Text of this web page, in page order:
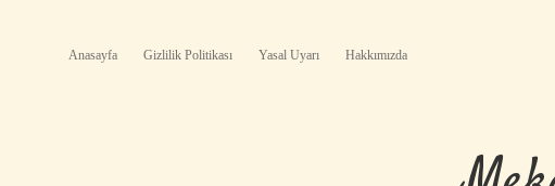
Anasayfa Gizlilik Politikası Yasal Uyarı Hakkımızda